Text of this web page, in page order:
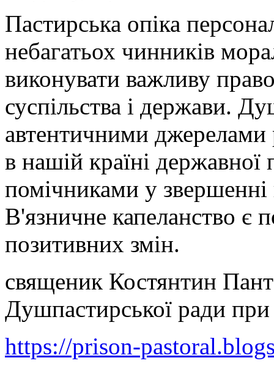
Пастирська опіка
небагатьох чинників
виконувати важливу
суспільства і держави.
автентичними джерелами
в нашій країні державної
помічниками у звершенні
В'язничне капеланство є
позитивних змін.
священик Костянтин
Душпастирської ради при
https://prison-